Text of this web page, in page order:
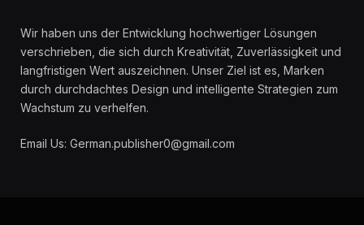
Wir haben uns der Entwicklung hochwertiger Lösungen
verschrieben, die sich durch Kreativität, Zuverlässigkeit und
langfristigen Wert auszeichnen. Unser Ziel ist es, Marken
durch durchdachtes Design und intelligente Strategien zum
Wachstum zu verhelfen.
Email Us: German.publisher0@gmail.com